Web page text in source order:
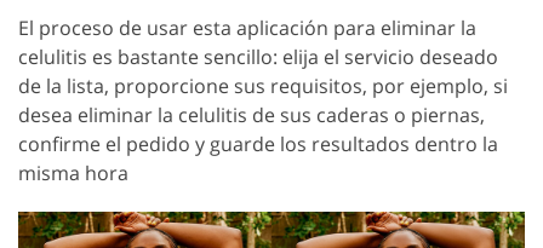
El proceso de usar esta aplicación para eliminar la
celulitis es bastante sencillo: elija el servicio deseado
de la lista, proporcione sus requisitos, por ejemplo, si
desea eliminar la celulitis de sus caderas o piernas,
confirme el pedido y guarde los resultados dentro la
misma hora